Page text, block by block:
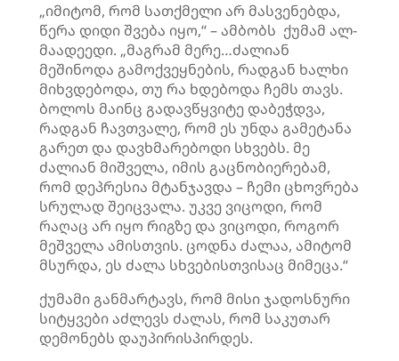
„იმიტომ, რომ სათქმელი არ მასვენებდა,
წერა დიდი შვება იყო,“ – ამბობს ქუმამ ალ-
მაადეედი. „მაგრამ მერე…ძალიან
მეშინოდა გამოქვეყნების, რადგან ხალხი
მიხვდებოდა, თუ რა ხდებოდა ჩემს თავს.
ბოლოს მაინც გადავწყვიტე დაბეჭდვა,
რადგან ჩავთვალე, რომ ეს უნდა გამეტანა
გარეთ და დავხმარებოდი სხვებს. მე
ძალიან მიშველა, იმის გაცნობიერებამ,
რომ დეპრესია მტანჯავდა – ჩემი ცხოვრება
სრულად შეიცვალა. უკვე ვიცოდი, რომ
რაღაც არ იყო რიგზე და ვიცოდი, როგორ
მეშველა ამისთვის. ცოდნა ძალაა, ამიტომ
მსურდა, ეს ძალა სხვებისთვისაც მიმეცა.“
ქუმამი განმარტავს, რომ მისი ჯადოსნური
სიტყვები აძლევს ძალას, რომ საკუთარ
დემონებს დაუპირისპირდეს.